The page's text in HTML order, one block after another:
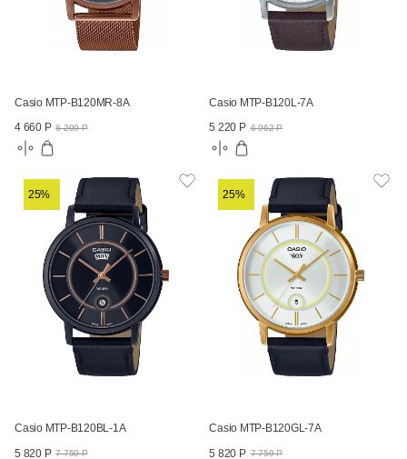
Casio MTP-B120MR-8A
4 660 Р 6 209 Р
Casio MTP-B120L-7A
5 220 Р 6 962 Р
25%
Casio MTP-B120BL-1A
5 820 Р 7 759 Р
25%
Casio MTP-B120GL-7A
5 820 Р 7 759 Р